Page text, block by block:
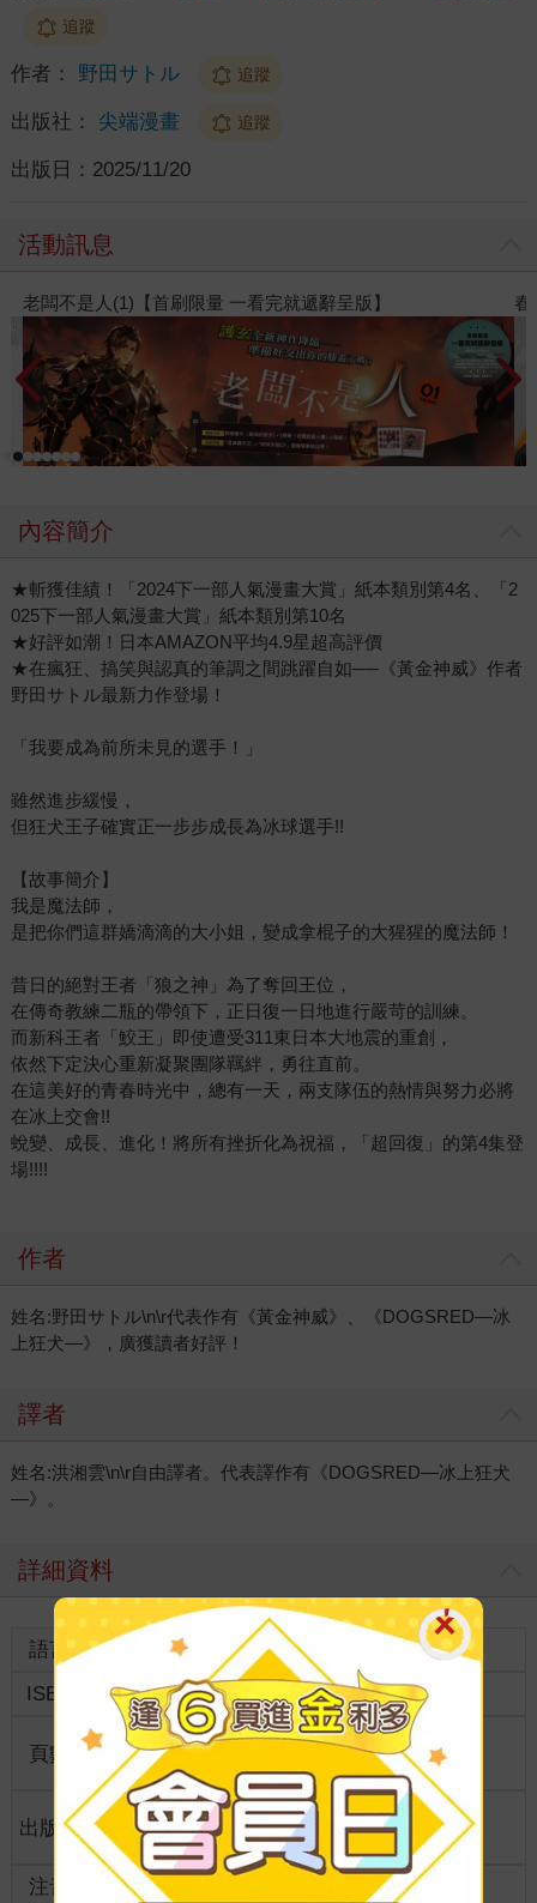
追蹤
作者： 野田サトル 追蹤
出版社： 尖端漫畫 追蹤
出版日： 2025/11/20
活動訊息
春光ｘ奇幻基地｜全書系展
內容簡介
★斬獲佳績！「2024下一部人氣漫畫大賞」紙本類別第4名、「2
025下一部人氣漫畫大賞」紙本類別第10名
★好評如潮！日本AMAZON平均4.9星超高評價
★在瘋狂、搞笑與認真的筆調之間跳躍自如──《黃金神威》作者
野田サトル最新力作登場！
「我要成為前所未見的選手！」
雖然進步緩慢，
但狂犬王子確實正一步步成長為冰球選手!!
【故事簡介】
我是魔法師，
是把你們這群嬌滴滴的大小姐，變成拿棍子的大猩猩的魔法師！
昔日的絕對王者「狼之神」為了奪回王位，
在傳奇教練二瓶的帶領下，正日復一日地進行嚴苛的訓練。
而新科王者「鮫王」即使遭受311東日本大地震的重創，
依然下定決心重新凝聚團隊羈絆，勇往直前。
在這美好的青春時光中，總有一天，兩支隊伍的熱情與努力必將
在冰上交會!!
蛻變、成長、進化！將所有挫折化為祝福，「超回復」的第4集登
場!!!!
作者
姓名:野田サトル\n\r代表作有《黃金神威》、《DOGSRED—冰
上狂犬—》，廣獲讀者好評！
譯者
姓名:洪湘雲\n\r自由譯者。代表譯作有《DOGSRED—冰上狂犬
—》。
詳細資料
語言 中文繁體
裝訂
ISBN
9786264345873 分級 普通級
頁數 162
商品規
格
32開13*19cm
出版地 台灣
適讀年
齡
全齡適讀
注音